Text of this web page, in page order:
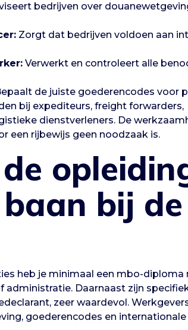
bedrijven over
Zorgt dat bedrijven voldoen aan
Verwerkt en controleert alle
de juiste goederencodes voor
bij expediteurs, freight forwarders,
dienstverleners. De
een rijbewijs geen noodzaak is.
bij de
heb je minimaal een mbo-diploma
administratie. Daarnaast zijn
zeer waardevol.
goederencodes en